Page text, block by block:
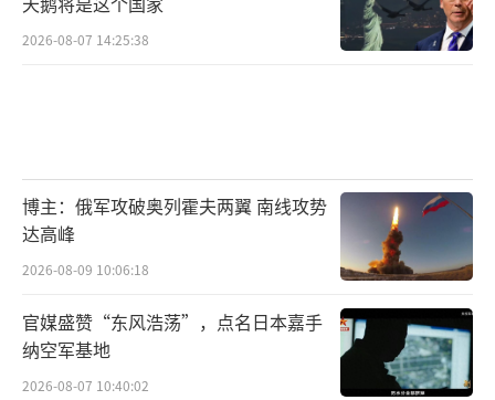
2026-08-07 14:25:38
博主：俄军攻破奥列霍夫两翼 南线攻势
达高峰
2026-08-09 10:06:18
官媒盛赞“东风浩荡”，点名日本嘉手
纳空军基地
2026-08-07 10:40:02